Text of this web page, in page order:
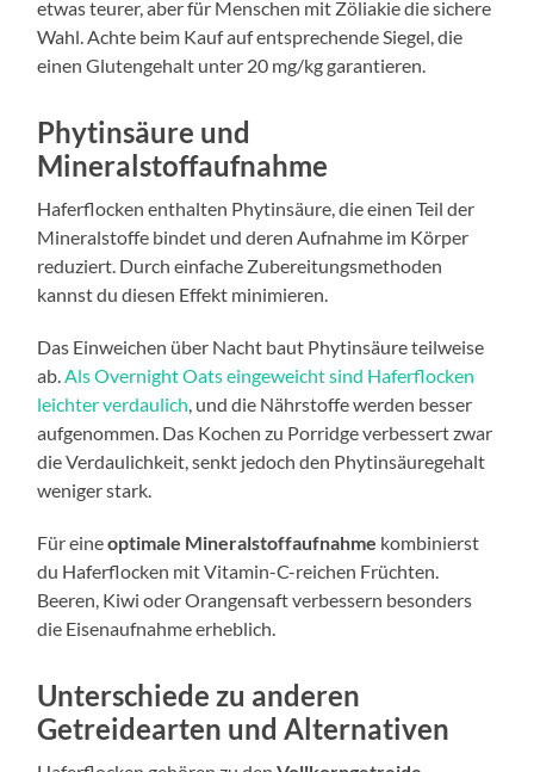
etwas teurer, aber für Menschen mit Zöliakie die sichere
Wahl. Achte beim Kauf auf entsprechende Siegel, die
einen Glutengehalt unter 20 mg/kg garantieren.
Phytinsäure und
Mineralstoffaufnahme
Haferflocken enthalten Phytinsäure, die einen Teil der
Mineralstoffe bindet und deren Aufnahme im Körper
reduziert. Durch einfache Zubereitungsmethoden
kannst du diesen Effekt minimieren.
Das Einweichen über Nacht baut Phytinsäure teilweise
ab.Als Overnight Oats eingeweicht sind Haferflocken
leichter verdaulich, und die Nährstoffe werden besser
aufgenommen. Das Kochen zu Porridge verbessert zwar
die Verdaulichkeit, senkt jedoch den Phytinsäuregehalt
weniger stark.
Für eineoptimale Mineralstoffaufnahme kombinierst
du Haferflocken mit Vitamin-C-reichen Früchten.
Beeren, Kiwi oder Orangensaft verbessern besonders
die Eisenaufnahme erheblich.
Unterschiede zu anderen
Getreidearten und Alternativen